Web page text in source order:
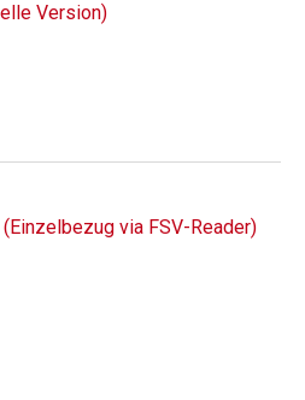
Version)
via FSV-Reader)